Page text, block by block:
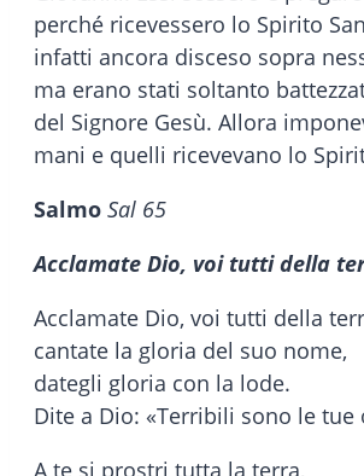
perché ricevessero lo Spirito
infatti ancora disceso sopra
ma erano stati soltanto
del Signore Gesù. Allora
mani e quelli ricevevano lo
Salmo Sal 65
Acclamate Dio, voi tutti della
Acclamate Dio, voi tutti della
cantate la gloria del suo nome,
dategli gloria con la lode.
Dite a Dio: «Terribili sono le tue
A te si prostri tutta la terra,